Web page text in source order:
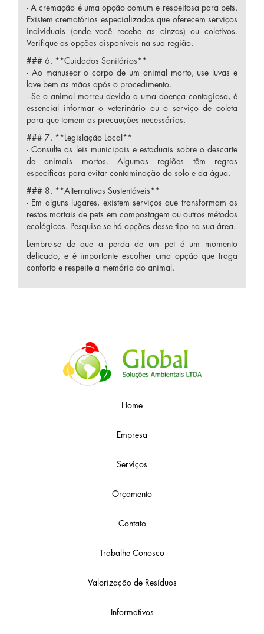
- A cremação é uma opção comum e respeitosa para pets.
Existem crematórios especializados que oferecem serviços
individuais (onde você recebe as cinzas) ou coletivos.
Verifique as opções disponíveis na sua região.
### 6. **Cuidados Sanitários**
- Ao manusear o corpo de um animal morto, use luvas e
lave bem as mãos após o procedimento.
- Se o animal morreu devido a uma doença contagiosa, é
essencial informar o veterinário ou o serviço de coleta
para que tomem as precauções necessárias.
### 7. **Legislação Local**
- Consulte as leis municipais e estaduais sobre o descarte
de animais mortos. Algumas regiões têm regras
específicas para evitar contaminação do solo e da água.
### 8. **Alternativas Sustentáveis**
- Em alguns lugares, existem serviços que transformam os
restos mortais de pets em compostagem ou outros métodos
ecológicos. Pesquise se há opções desse tipo na sua área.
Lembre-se de que a perda de um pet é um momento
delicado, e é importante escolher uma opção que traga
conforto e respeite a memória do animal.
Home
Empresa
Serviços
Orçamento
Contato
Trabalhe Conosco
Valorização de Resíduos
Informativos